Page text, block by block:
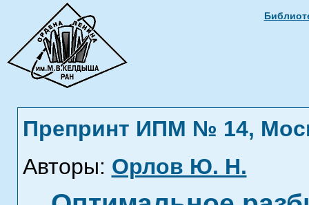
Препринт ИПМ № 14,
Авторы: Орлов Ю. Н.